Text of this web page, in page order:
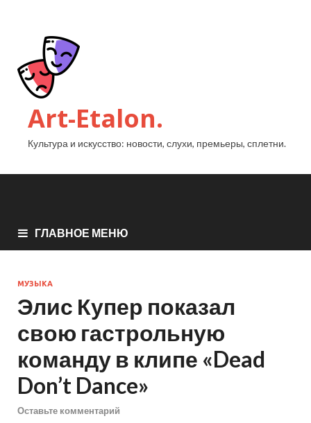
Art-Etalon.
Культура и искусство: новости, слухи, премьеры, сплетни.
ГЛАВНОЕ МЕНЮ
МУЗЫКА
Элис Купер показал
свою гастрольную
команду в клипе «Dead
Don’t Dance»
Оставьте комментарий